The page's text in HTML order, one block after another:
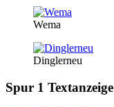
Wema
Dinglerneu
Spur 1 Textanzeige